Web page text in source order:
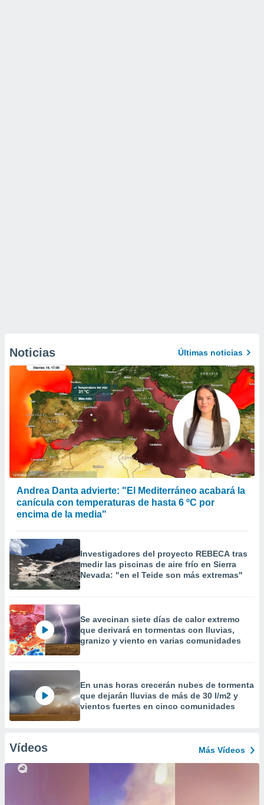
Noticias Últimas noticias
Andrea Danta advierte: "El Mediterráneo acabará la
canícula con temperaturas de hasta 6 ºC por
encima de la media"
Investigadores del proyecto REBECA tras
medir las piscinas de aire frío en Sierra
Nevada: "en el Teide son más extremas"
Se avecinan siete días de calor extremo
que derivará en tormentas con lluvias,
granizo y viento en varias comunidades
En unas horas crecerán nubes de tormenta
que dejarán lluvias de más de 30 l/m2 y
vientos fuertes en cinco comunidades
Vídeos Más Vídeos